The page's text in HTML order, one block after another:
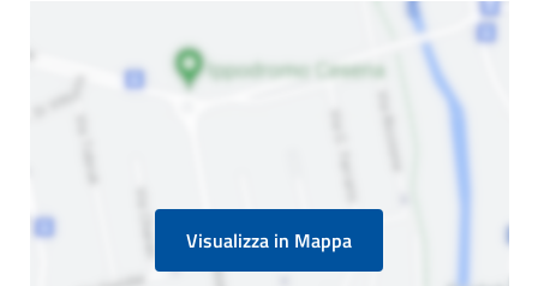
Visualizza in Mappa